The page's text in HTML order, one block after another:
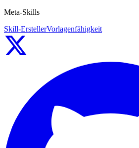
Meta-Skills
Skill-ErstellerVorlagenfähigkeit